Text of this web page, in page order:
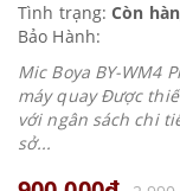
Tình trạng: Còn
Bảo Hành:
Mic Boya BY-WM4
máy quay Được
với ngân sách chi
sở...